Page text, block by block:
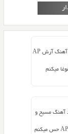
دانلود آهنگ آرش AP
میکنم
آهنگ مسیح و
آرش AP حس میکنم